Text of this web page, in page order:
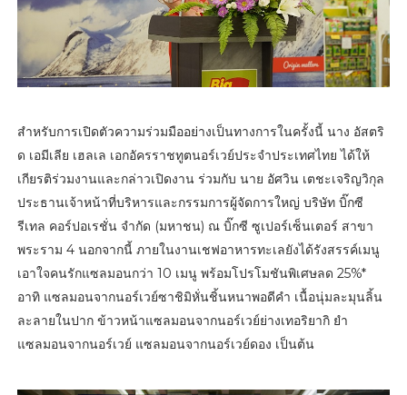
สำหรับการเปิดตัวความร่วมมืออย่างเป็นทางการในครั้งนี้ นาง อัสตริ
ด เอมีเลีย เฮลเล เอกอัครราชทูตนอร์เวย์ประจำประเทศไทย ได้ให้
เกียรติร่วมงานและกล่าวเปิดงาน ร่วมกับ นาย อัศวิน เตชะเจริญวิกุล
ประธานเจ้าหน้าที่บริหารและกรรมการผู้จัดการใหญ่ บริษัท บิ๊กซี
รีเทล คอร์ปอเรชั่น จำกัด (มหาชน) ณ บิ๊กซี ซูเปอร์เซ็นเตอร์ สาขา
พระราม 4 นอกจากนี้ ภายในงานเชฟอาหารทะเลยังได้รังสรรค์เมนู
เอาใจคนรักแซลมอนกว่า 10 เมนู พร้อมโปรโมชันพิเศษลด 25%*
อาทิ แซลมอนจากนอร์เวย์ซาชิมิหั่นชิ้นหนาพอดีคำ เนื้อนุ่มละมุนลิ้น
ละลายในปาก ข้าวหน้าแซลมอนจากนอร์เวย์ย่างเทอริยากิ ยำ
แซลมอนจากนอร์เวย์ แซลมอนจากนอร์เวย์ดอง เป็นต้น